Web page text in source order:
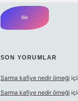
SON YORUMLAR
Sarma kafiye nedir örneği
Sarma kafiye nedir örneği